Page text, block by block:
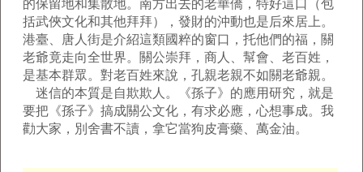
的保留地和集散地。南方出去的老華僑，特好這口（包
括武俠文化和其他拜拜），發財的沖動也是后來居上。
港臺、唐人街是介紹這類國粹的窗口，托他們的福，關
老爺竟走向全世界。關公崇拜，商人、幫會、老百姓，
是基本群眾。對老百姓來說，孔親老親不如關老爺親。
迷信的本質是自欺欺人。《孫子》的應用研究，就是
要把《孫子》搞成關公文化，有求必應，心想事成。我
勸大家，別舍書不讀，拿它當狗皮膏藥、萬金油。